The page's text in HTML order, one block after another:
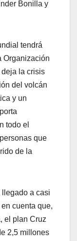
Bonilla y
tendrá
Organización
deja la crisis
del volcán
y un
todo el
que
de la
a casi
cuenta que,
el plan Cruz
2,5 millones